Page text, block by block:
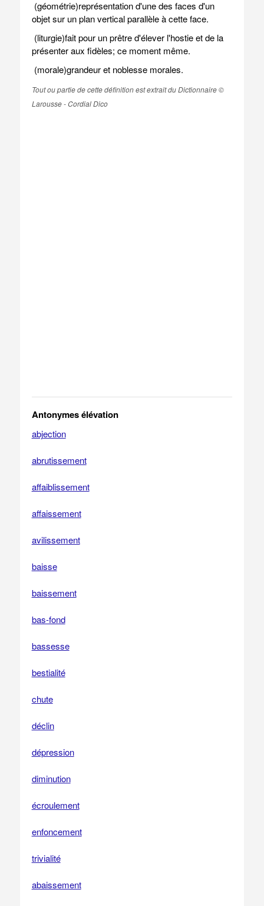
(géométrie)représentation d'une des faces d'un
objet sur un plan vertical parallèle à cette face.
(liturgie)fait pour un prêtre d'élever l'hostie et de la
présenter aux fidèles; ce moment même.
(morale)grandeur et noblesse morales.
Tout ou partie de cette définition est extrait du Dictionnaire ©
Larousse - Cordial Dico
Antonymes élévation
abjection
abrutissement
affaiblissement
affaissement
avilissement
baisse
baissement
bas-fond
bassesse
bestialité
chute
déclin
dépression
diminution
écroulement
enfoncement
trivialité
abaissement